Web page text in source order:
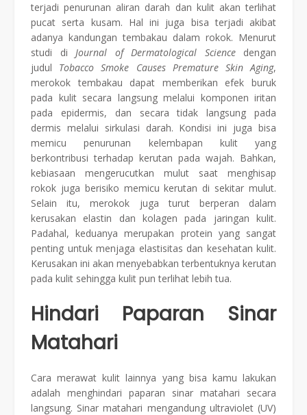
terjadi penurunan aliran darah dan kulit akan terlihat
pucat serta kusam. Hal ini juga bisa terjadi akibat
adanya kandungan tembakau dalam rokok. Menurut
studi di Journal of Dermatological Sciencedengan
judul Tobacco Smoke Causes Premature Skin Aging,
merokok tembakau dapat memberikan efek buruk
pada kulit secara langsung melalui komponen iritan
pada epidermis, dan secara tidak langsung pada
dermis melalui sirkulasi darah. Kondisi ini juga bisa
memicu penurunan kelembapan kulit yang
berkontribusi terhadap kerutan pada wajah. Bahkan,
kebiasaan mengerucutkan mulut saat menghisap
rokok juga berisiko memicu kerutan di sekitar mulut.
Selain itu, merokok juga turut berperan dalam
kerusakan elastin dan kolagen pada jaringan kulit.
Padahal, keduanya merupakan protein yang sangat
penting untuk menjaga elastisitas dan kesehatan kulit.
Kerusakan ini akan menyebabkan terbentuknya kerutan
pada kulit sehingga kulit pun terlihat lebih tua.
Hindari Paparan Sinar
Matahari
Cara merawat kulit lainnya yang bisa kamu lakukan
adalah menghindari paparan sinar matahari secara
langsung. Sinar matahari mengandung ultraviolet (UV)